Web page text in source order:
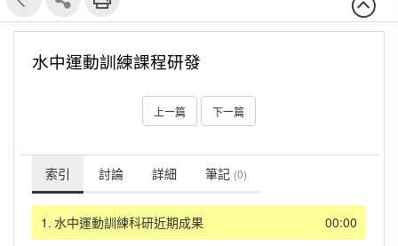
水中運動訓練課程研發
上一篇 下一篇
索引 討論 詳細 筆記 (0)
00:00
1. 水中運動訓練科研近期成果